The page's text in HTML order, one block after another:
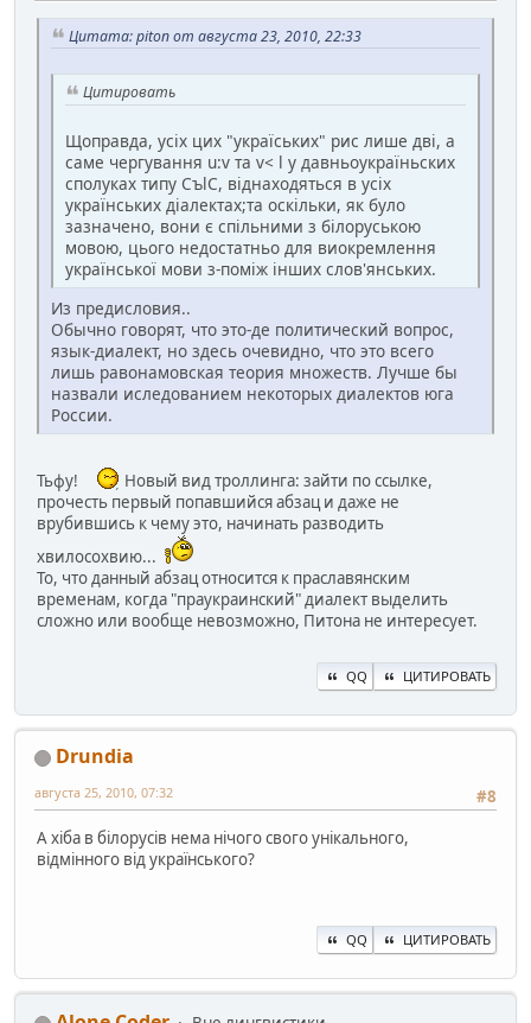
Цитата: piton от августа 23, 2010, 22:33
Цитировать
Щоправда, усіх цих "україських" рис лише дві, а
саме чергування u:v та v< l у давньоукраїньских
сполуках типу CъlC, вiднаходяться в усіх
українських діалектах;та оскільки, як було
зазначено, вони є спiльними з білоруською
мовою, цього недостатньо для виокремлення
української мови з-поміж інших слов'янських.
Из предисловия..
Обычно говорят, что это-де политический вопрос,
язык-диалект, но здесь очевидно, что это всего
лишь равонамовская теория множеств. Лучше бы
назвали иследованием некоторых диалектов юга
России.
Тьфу!
Новый вид троллинга: зайти по ссылке,
прочесть первый попавшийся абзац и даже не
врубившись к чему это, начинать разводить
хвилосохвию...
То, что данный абзац относится к праславянским
временам, когда "праукраинский" диалект выделить
сложно или вообще невозможно, Питона не интересует.
QQ ЦИТИРОВАТЬ
Drundia
#8
августа 25, 2010, 07:32
А хіба в білорусів нема нічого свого унікального,
відмінного від українського?
QQ ЦИТИРОВАТЬ